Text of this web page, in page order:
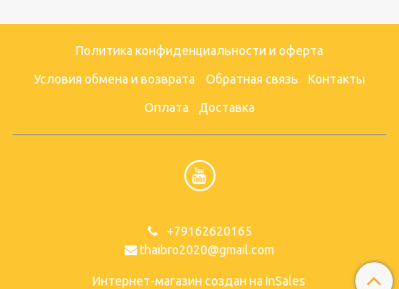
Политика конфиденциальности и оферта
Условия обмена и возврата Обратная связь Контакты
Оплата Доставка
+79162620165
thaibro2020@gmail.com
Интернет-магазин создан на InSales